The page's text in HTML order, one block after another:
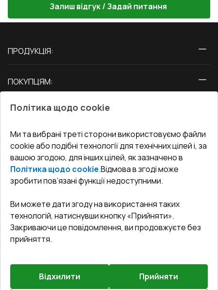
Залиш відгук / Задай питання
ПРОДУКЦІЯ:
Двері
ПОКУПЦЯМ:
Блог
Адреса гіпермаркета
Як правильно заміряти вікна
СЕРВІС ТА ОБЛУГОВУВАННЯ:
Доставка і Оплата
Гарантія та Сервіс
Повернення товару
Договір публічної оферти
КОНТАКТИ
Офіс:Україна, м. Вінниця, вул. Келецька 60 кв. 61
undefined(undefined)
©2026 Всі права захищені.
Політика щодо cookie
Ми та вибрані треті сторони використовуємо файли
cookie або подібні технології для технічних цілей і, за
вашою згодою, для інших цілей, як зазначено в
Політика щодо cookie.Відмова в згоді може
зробити пов’язані функції недоступними.
Ви можете дати згоду на використання таких
технологій, натиснувши кнопку «Прийняти».
Закриваючи це повідомлення, ви продовжуєте без
прийняття.
Відхилити Прийняти